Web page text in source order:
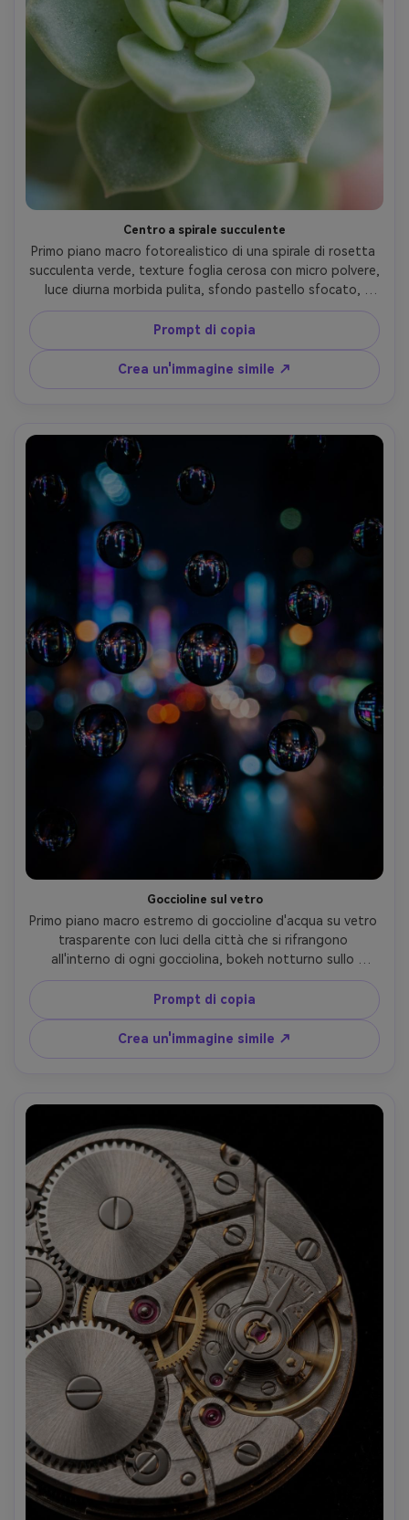
Centro a spirale succulente
Primo piano macro fotorealistico di una spirale di rosetta
succulenta verde, texture foglia cerosa con micro polvere,
luce diurna morbida pulita, sfondo pastello sfocato,
Nikon D780, 105mm macro, f/4.5, dettaglio al centro
nitido, bokeh liscio, macro botanica moderna fotografia-
-ar 4:5
Prompt di copia
Crea un'immagine simile ↗
Goccioline sul vetro
Primo piano macro estremo di goccioline d'acqua su vetro
trasparente con luci della città che si rifrangono
all'interno di ogni gocciolina, bokeh notturno sullo
sfondo, alto contrasto, bordi gocciolina nitidi, Sony A7S
III, macro 90mm, f/2.8, grado di colore neon
cinematografico, fotografia macro realistica-AR 4:5
Prompt di copia
Crea un'immagine simile ↗